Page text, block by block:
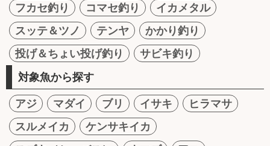
フカセ釣り
コマセ釣り
イカメタル
スッテ＆ツノ
テンヤ
かかり釣り
投げ＆ちょい投げ釣り
サビキ釣り
対象魚から探す
アジ マダイ ブリ イサキ
ヒラマサ
スルメイカ
ケンサキイカ